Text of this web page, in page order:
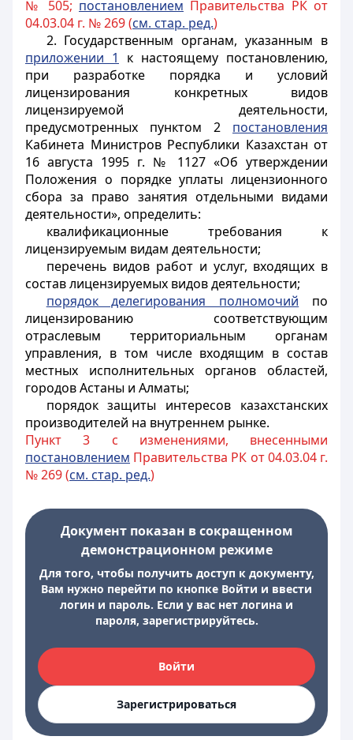
№ 505; постановлением Правительства РК от
04.03.04 г. № 269 (см. стар. ред.)
2. Государственным органам, указанным в
приложении 1
к настоящему постановлению,
при разработке порядка и условий
лицензирования конкретных видов
лицензируемой деятельности,
предусмотренных пунктом 2 постановления
Кабинета Министров Республики Казахстан от
16 августа 1995 г. № 1127 «Об утверждении
Положения о порядке уплаты лицензионного
сбора за право занятия отдельными видами
деятельности», определить:
квалификационные требования к
лицензируемым видам деятельности;
перечень видов работ и услуг, входящих в
состав лицензируемых видов деятельности;
порядок делегирования полномочий по
лицензированию соответствующим
отраслевым территориальным органам
управления, в том числе входящим в состав
местных исполнительных органов областей,
городов Астаны и Алматы;
порядок защиты интересов казахстанских
производителей на внутреннем рынке.
Пункт 3 с изменениями, внесенными
постановлением Правительства РК от 04.03.04 г.
№ 269 (см. стар. ред.)
Документ показан в сокращенном
демонстрационном режиме
Для того, чтобы получить доступ к документу,
Вам нужно перейти по кнопке Войти и ввести
логин и пароль. Если у вас нет логина и
пароля, зарегистрируйтесь.
Войти
Зарегистрироваться